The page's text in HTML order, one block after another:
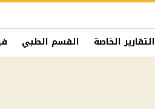
التقارير الخاصة القسم الطبي